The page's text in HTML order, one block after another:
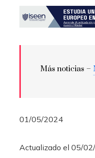
Más noticias –
01/05/2024
Actualizado el 05/